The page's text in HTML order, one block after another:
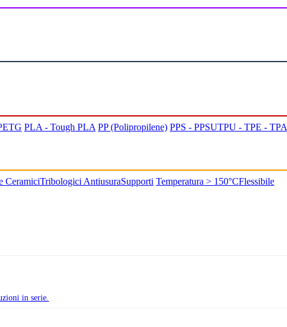
PLA - Tough PLA PP (Polipropilene) PPS - PPSUTPU - TPE - TPA
CeramiciTribologici AntiusuraSupporti Temperatura > 150°CFlessibile
in serie.